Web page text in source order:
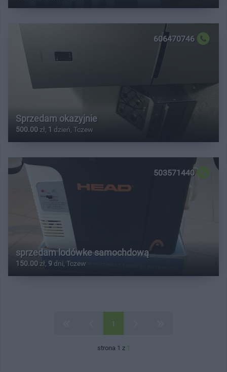
606470746
Sprzedam okazyjnie
500.00 zł, 1 dzień, Tczew
503571440
sprzedam lodówke samochdową
150.00 zł, 9 dni, Tczew
1
strona 1 z 1